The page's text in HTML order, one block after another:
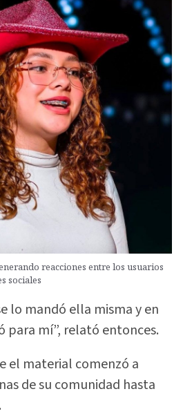
reacciones entre los usuarios
sociales
lo mandó ella misma y en
para mí”, relató entonces.
el material comenzó a
de su comunidad hasta